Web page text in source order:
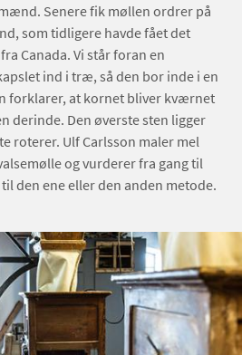
Senere fik møllen ordrer på
som tidligere havde fået det
Canada. Vi står foran en
ind i træ, så den bor inde i en
forklarer, at kornet bliver kværnet
derinde. Den øverste sten ligger
roterer. Ulf Carlsson maler mel
og vurderer fra gang til
den ene eller den anden metode.